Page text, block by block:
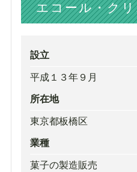
エコール・ク
設立
平成１３年９月
所在地
東京都板橋区
業種
菓子の製造販売